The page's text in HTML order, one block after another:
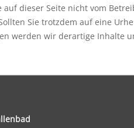
auf dieser Seite nicht vom
Sie trotzdem auf eine
werden wir derartige Inhalte